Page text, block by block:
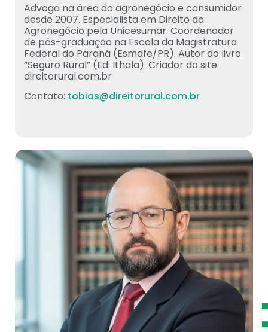
Advoga na área do agronegócio e consumidor
desde 2007. Especialista em Direito do
Agronegócio pela Unicesumar. Coordenador
de pós-graduação na Escola da Magistratura
Federal do Paraná (Esmafe/PR). Autor do livro
“Seguro Rural” (Ed. Ithala). Criador do site
direitorural.com.br
Contato: tobias@direitorural.com.br